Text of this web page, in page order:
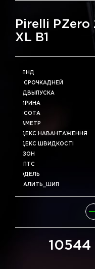
Pirelli PZero
XL B1
БРЕНД
ОТСРОЧКАДНЕЙ
ГОДВЫПУСКА
ШИРИНА
ВЫСОТА
ДІАМЕТР
ІНДЕКС НАВАНТАЖЕННЯ
ІНДЕКС ШВИДКОСТІ
СЕЗОН
ТИПТС
МОДЕЛЬ
УДАЛИТЬ_ШИП
10544